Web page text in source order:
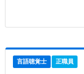
言語聴覚士 正職員